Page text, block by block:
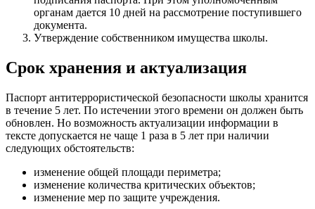
органам дается 10 дней на рассмотрение поступившего
документа.
Утверждение собственником имущества школы.
Срок хранения и актуализация
Паспорт антитеррористической безопасности школы хранится
в течение 5 лет. По истечении этого времени он должен быть
обновлен. Но возможность актуализации информации в
тексте допускается не чаще 1 раза в 5 лет при наличии
следующих обстоятельств:
изменение общей площади периметра;
изменение количества критических объектов;
изменение мер по защите учреждения.